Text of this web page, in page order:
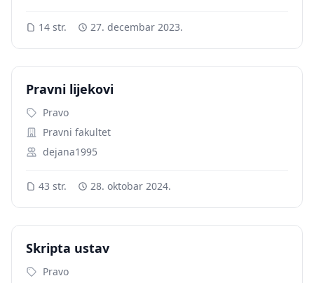
14 str. 27. decembar 2023.
Pravni lijekovi
Pravo
Pravni fakultet
dejana1995
43 str. 28. oktobar 2024.
Skripta ustav
Pravo